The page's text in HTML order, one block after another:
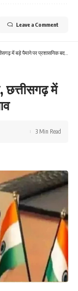
Leave a Comment
में बड़े पैमाने पर प्रशासनिक बदलाव
छत्तीसगढ़ में
3 Min Read